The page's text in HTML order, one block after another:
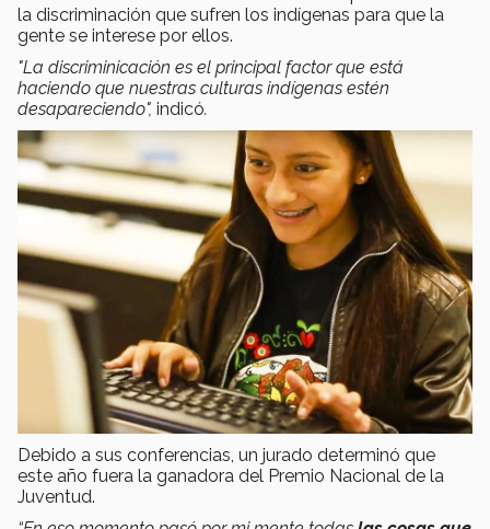
la discriminación que sufren los indígenas para que la
gente se interese por ellos.
"La discriminicación es el principal factor que está
haciendo que nuestras culturas indígenas estén
desapareciendo", indicó.
Debido a sus conferencias, un jurado determinó que
este año fuera la ganadora del Premio Nacional de la
Juventud.